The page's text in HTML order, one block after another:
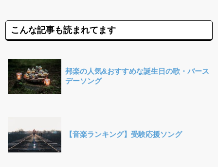
こんな記事も読まれてます
邦楽の人気&おすすめな誕生日の歌・バース
デーソング
【音楽ランキング】受験応援ソング